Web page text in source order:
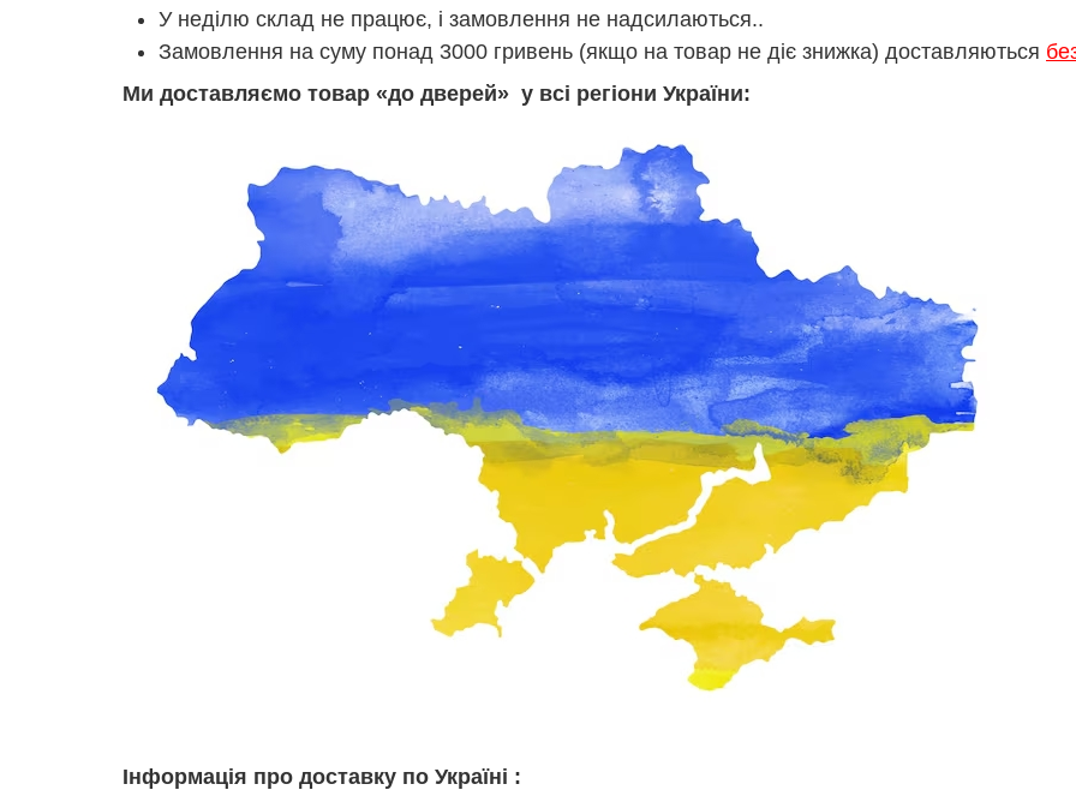
У неділю склад не працює, і замовлення не надсилаються..
Замовлення на суму понад 3000 гривень (якщо на товар не діє знижка) доставляються
Ми доставляємо товар «до дверей» у всі регіони України:
Інформація про доставку по Україні :